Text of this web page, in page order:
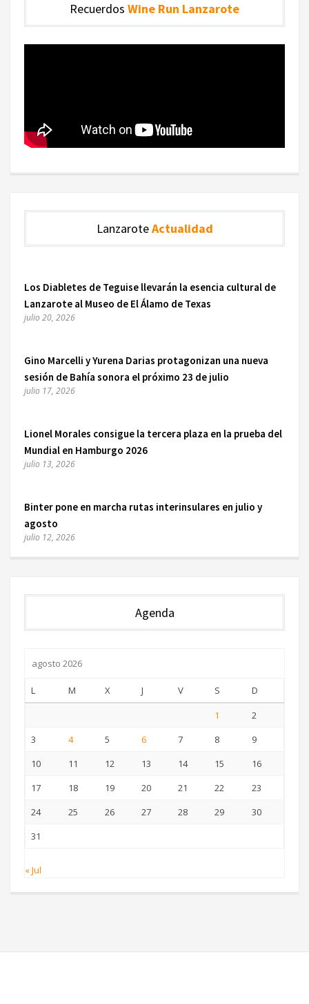
Recuerdos Wine Run Lanzarote
LanzaroteActualidad
Los Diabletes de Teguise llevarán la esencia cultural de
Lanzarote al Museo de El Álamo de Texas
julio 20, 2026
Gino Marcelli y Yurena Darias protagonizan una nueva
sesión de Bahía sonora el próximo 23 de julio
julio 17, 2026
Lionel Morales consigue la tercera plaza en la prueba del
Mundial en Hamburgo 2026
julio 13, 2026
Binter pone en marcha rutas interinsulares en julio y
agosto
julio 12, 2026
Agenda
agosto 2026
L M X J V S
D
1
2
3
4 5 6 7 8
9
10
11 12 13 14 15
16
17
18 19 20 21 22
23
24
25 26 27 28 29
30
31
« Jul